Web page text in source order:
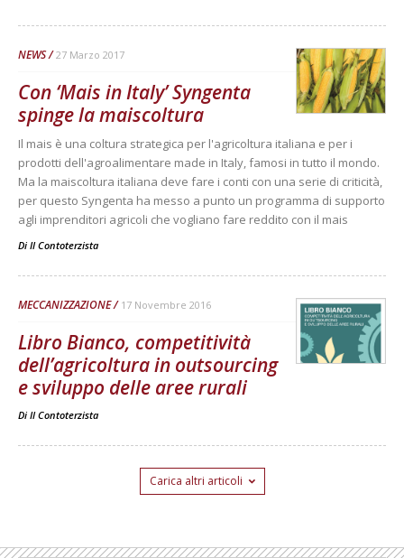
NEWS 27 Marzo 2017
Con ‘Mais in Italy’ Syngenta
spinge la maiscoltura
Il mais è una coltura strategica per l'agricoltura italiana e per i
prodotti dell'agroalimentare made in Italy, famosi in tutto il mondo.
Ma la maiscoltura italiana deve fare i conti con una serie di criticità,
per questo Syngenta ha messo a punto un programma di supporto
agli imprenditori agricoli che vogliano fare reddito con il mais
Di Il Contoterzista
MECCANIZZAZIONE 17 Novembre 2016
Libro Bianco, competitività
dell’agricoltura in outsourcing
e sviluppo delle aree rurali
Di Il Contoterzista
Carica altri articoli